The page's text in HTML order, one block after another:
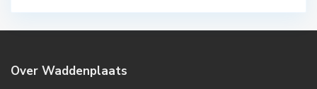
Over Waddenplaats